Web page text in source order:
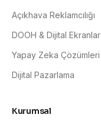
Açıkhava Reklamcılığı
DOOH & Dijital Ekranlar
Yapay Zeka Çözümleri
Dijital Pazarlama
Kurumsal